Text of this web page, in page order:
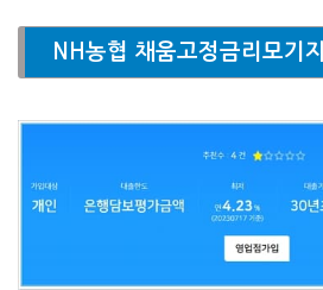
NH농협 채움고정금리모기